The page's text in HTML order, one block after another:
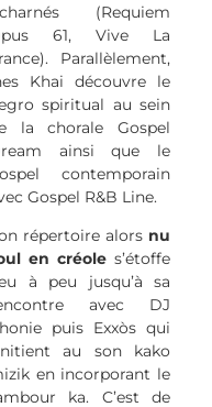
(Requiem
61, Vive La
Parallèlement,
Khai découvre le
spiritual au sein
la chorale Gospel
ainsi que le
contemporain
Gospel R&B Line.
répertoire alors nu
en créole s’étoffe
à peu jusqu’à sa
avec DJ
puis Exxòs qui
au son kako
en incorporant le
ka. C’est de